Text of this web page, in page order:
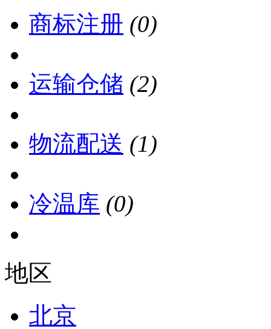
商标注册 (0)
运输仓储 (2)
物流配送 (1)
冷温库 (0)
地区
北京